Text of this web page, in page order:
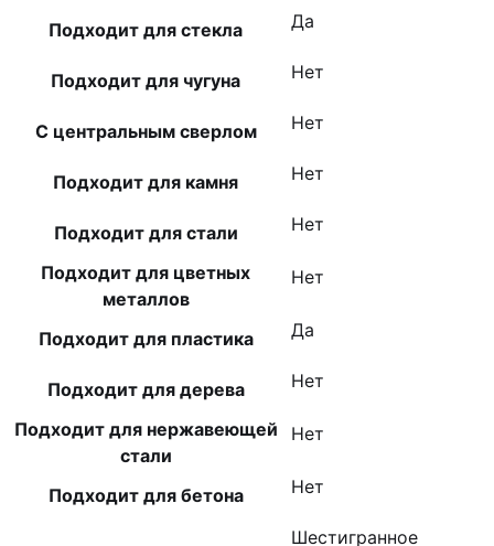
Подходит для стекла Да
Подходит для чугуна Нет
С центральным сверлом Нет
Подходит для камня Нет
Подходит для стали Нет
Подходит для цветных
металлов
Нет
Подходит для пластика Да
Подходит для дерева Нет
Подходит для нержавеющей
стали
Нет
Подходит для бетона Нет
Шестигранное